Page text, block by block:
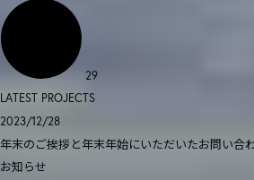
29
LATEST PROJECTS
2023/12/28
年末のご挨拶と年末年始にいただいたお問い合
お知らせ